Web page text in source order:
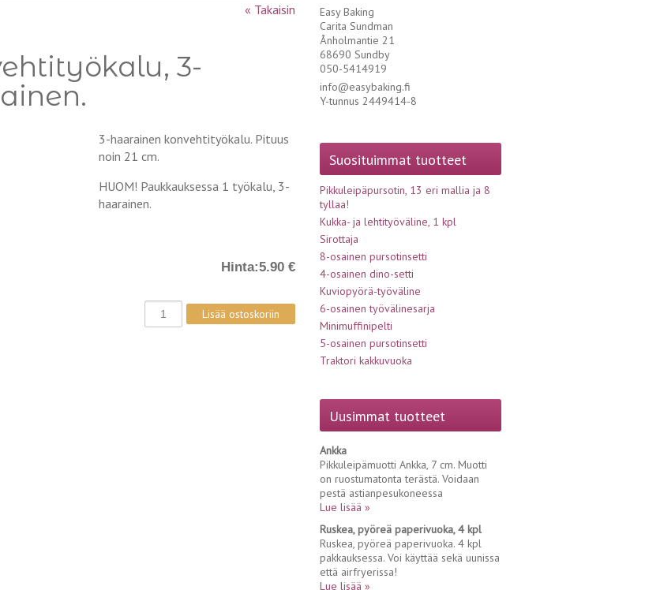
« Takaisin
3-
3-haarainen konvehtityökalu. Pituus
noin 21 cm.
HUOM! Paukkauksessa 1 työkalu, 3-
haarainen.
Hinta:5.90 €
Easy Baking
Carita Sundman
Ånholmantie 21
68690 Sundby
050-5414919
info@easybaking.fi
Y-tunnus 2449414-8
Suosituimmat tuotteet
Pikkuleipäpursotin, 13 eri mallia ja 8
tyllaa!
Kukka- ja lehtityöväline, 1 kpl
Sirottaja
8-osainen pursotinsetti
4-osainen dino-setti
Kuviopyörä-työväline
6-osainen työvälinesarja
Minimuffinipelti
5-osainen pursotinsetti
Traktori kakkuvuoka
Uusimmat tuotteet
Ankka
Pikkuleipämuotti Ankka, 7 cm. Muotti
on ruostumatonta terästä. Voidaan
pestä astianpesukoneessa
Lue lisää »
Ruskea, pyöreä paperivuoka, 4 kpl
Ruskea, pyöreä paperivuoka. 4 kpl
pakkauksessa. Voi käyttää sekä uunissa
että airfryerissa!
Lue lisää »